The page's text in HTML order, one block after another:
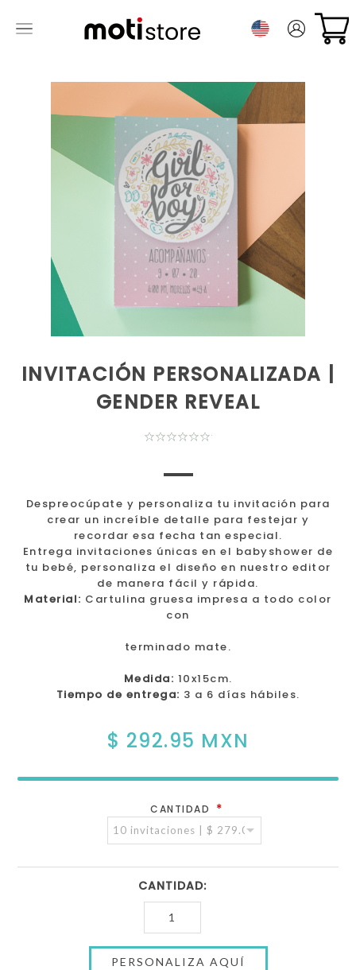
INVITACIÓN PERSONALIZADA |
GENDER REVEAL
Despreocúpate y personaliza tu invitación para
crear un increíble detalle para festejar y
recordar esa fecha tan especial.
Entrega invitaciones únicas en el babyshower de
tu bebé, personaliza el diseño en nuestro editor
de manera fácil y rápida.
Material: Cartulina gruesa impresa a todo color
con
terminado mate.
Medida: 10x15cm.
Tiempo de entrega: 3 a 6 días hábiles.
$ 292.95 MXN
CANTIDAD *
CANTIDAD: